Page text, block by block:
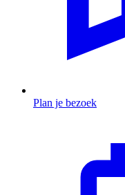
Plan je bezoek